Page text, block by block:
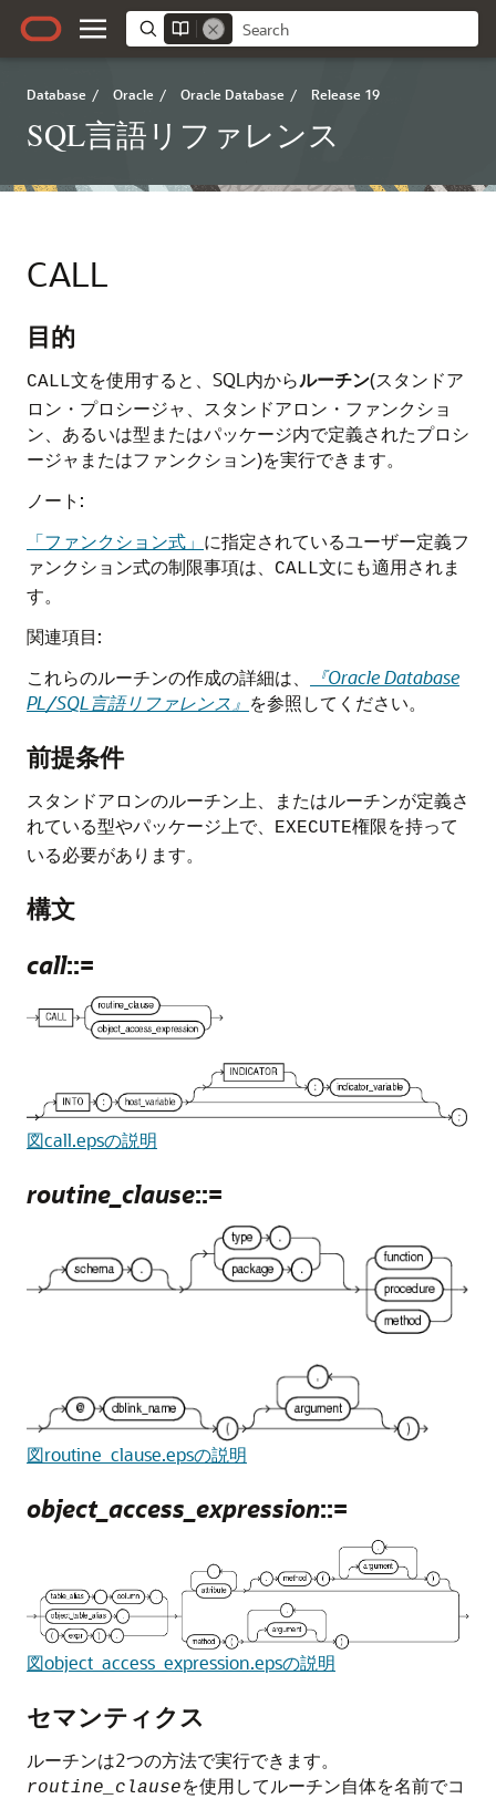
Database / Oracle / Oracle Database / Release 19
SQL言語リファレンス
CALL
目的
CALL文を使用すると、SQL内からルーチン(スタンドア
ロン・プロシージャ、スタンドアロン・ファンクショ
ン、あるいは型またはパッケージ内で定義されたプロシ
ージャまたはファンクション)を実行できます。
ノート:
「ファンクション式」 に指定されているユーザー定義フ
ァンクション式の制限事項は、
CALL文にも適用されま
す。
関連項目:
これらのルーチンの作成の詳細は、
『Oracle Database
PL/SQL言語リファレンス』 を参照してください。
前提条件
スタンドアロンのルーチン上、またはルーチンが定義さ
れている型やパッケージ上で、
EXECUTE権限を持って
いる必要があります。
構文
call::=
図call.epsの説明
routine_clause::=
図routine_clause.epsの説明
object_access_expression::=
図object_access_expression.epsの説明
セマンティクス
ルーチンは2つの方法で実行できます。
routine_clauseを使用してルーチン自体を名前でコ